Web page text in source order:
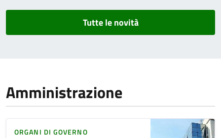
Tutte le novità
Amministrazione
ORGANI DI GOVERNO